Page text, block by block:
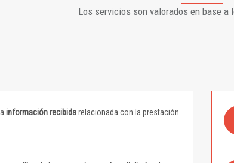
Los servicios son valorados en base a
información recibidarelacionada con la prestación